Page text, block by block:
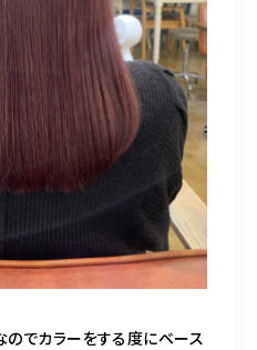
でカラーをする度にベース